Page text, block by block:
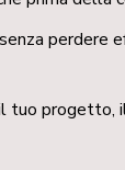
perdere
tuo progetto,